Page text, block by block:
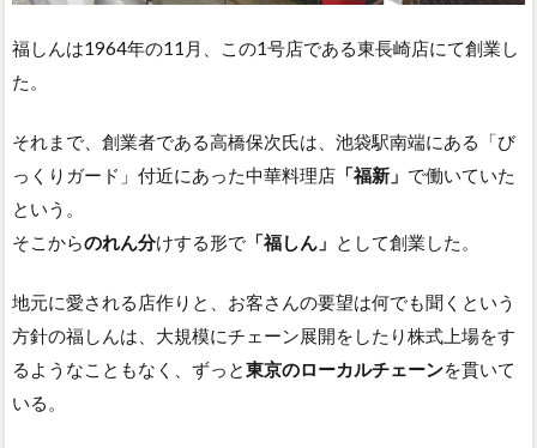
福しんは1964年の11月、この1号店である東長崎店にて創業し
た。
それまで、創業者である高橋保次氏は、池袋駅南端にある「び
っくりガード」付近にあった中華料理店 「福新」 で働いていた
という。
そこからのれん分けする形で 「福しん」 として創業した。
地元に愛される店作りと、お客さんの要望は何でも聞くという
方針の福しんは、大規模にチェーン展開をしたり株式上場をす
るようなこともなく、ずっと東京のローカルチェーンを貫いて
いる。